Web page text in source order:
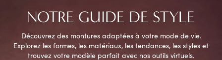
NOTRE GUIDE DE STYLE
Découvrez des montures adaptées à votre mode de vie.
Explorez les formes, les matériaux, les tendances, les styles et
trouvez votre modèle parfait avec nos outils virtuels.